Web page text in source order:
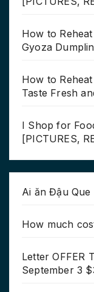
How to
Gyoza
How to
Taste Fresh
I Shop for
[PICTURES,
Ai ăn Đậu Que
How much
Letter OFFER
September 3